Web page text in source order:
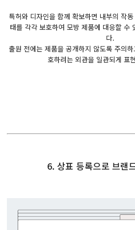
특허와 디자인을 함께 확보하면 내부의 작
태를 각각 보호하여 모방 제품에 대응할 수
다.
출원 전에는 제품을 공개하지 않도록 주의
호하려는 외관을 일관되게 표
6. 상표 등록으로 브랜